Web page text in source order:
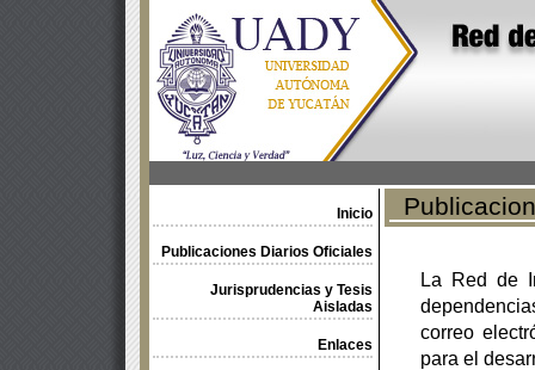
Inicio
Publicaciones Diarios Oficiales
Jurisprudencias y Tesis
Aisladas
Enlaces
La Red de
correo
para el